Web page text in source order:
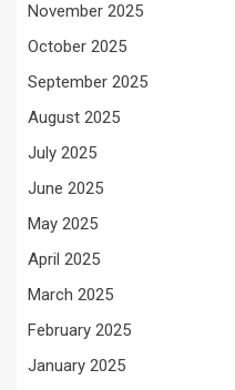
November 2025
October 2025
September 2025
August 2025
July 2025
June 2025
May 2025
April 2025
March 2025
February 2025
January 2025